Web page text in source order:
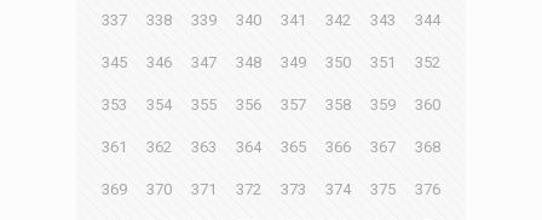
337 338 339 340 341 342 343 344
345 346 347 348 349 350 351 352
353 354 355 356 357 358 359 360
361 362 363 364 365 366 367 368
369 370 371 372 373 374 375 376